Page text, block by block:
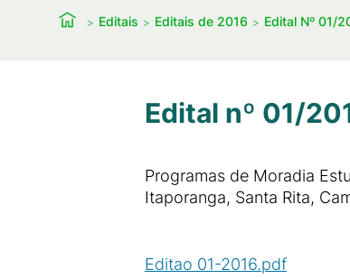
Editais Editais de 2016 Edital Nº 01/
Edital nº 01/
Programas de Moradia
Itaporanga, Santa Rita,
Editao 01-2016.pdf